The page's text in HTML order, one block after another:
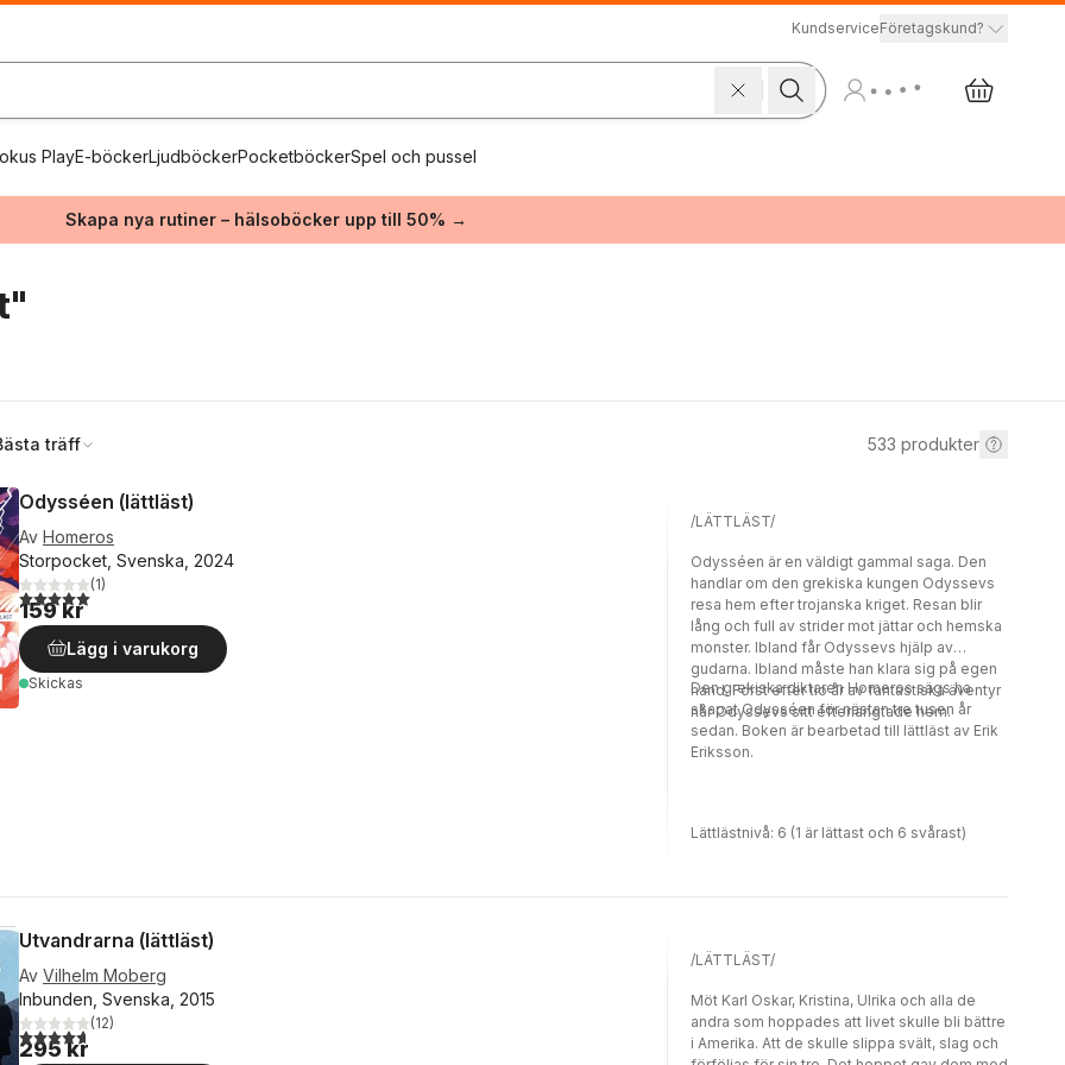
KundserviceFöretagskund?
PlayE-böckerLjudböckerPocketböckerSpel och pussel
Skapa nya rutiner – hälsoböcker upp till 50% →
träff 533 produkter
Odysséen (lättläst)
Av Homeros
Storpocket, Svenska, 2024
5,0utav 5 stjärnor. Totalt antal röster:
(1)
159 kr
Lägg i varukorg
Skickas
/LÄTTLÄST/
Odysséen är en väldigt gammal saga. Den
handlar om den grekiska kungen Odyssevs
resa hem efter trojanska kriget. Resan blir
lång och full av strider mot jättar och hemska
monster. Ibland får Odyssevs hjälp av
gudarna. Ibland måste han klara sig på egen
hand. Först efter tio år av fantastiska äventyr
når Odyssevs sitt efterlängtade hem.
Den grekiska diktaren Homeros sägs ha
skapat Odysséen för nästan tre tusen år
sedan. Boken är bearbetad till lättläst av Erik
Eriksson.
Lättlästnivå: 6 (1 är lättast och 6 svårast)
Utvandrarna (lättläst)
Av Vilhelm Moberg
Inbunden, Svenska, 2015
4,7utav 5 stjärnor. Totalt antal röster:
(12)
295 kr
/LÄTTLÄST/
Möt Karl Oskar, Kristina, Ulrika och alla de
andra som hoppades att livet skulle bli bättre
i Amerika. Att de skulle slippa svält, slag och